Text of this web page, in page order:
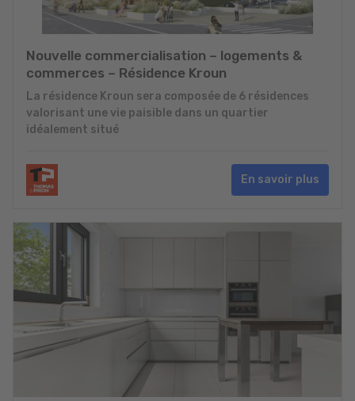
Nouvelle commercialisation – logements &
commerces – Résidence Kroun
La résidence Kroun sera composée de 6 résidences
valorisant une vie paisible dans un quartier
idéalement situé
En savoir plus